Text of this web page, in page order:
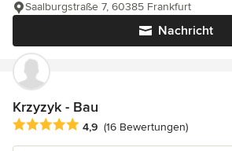
Nachricht
Saalburgstraße 7, 60385 Frankfurt
Krzyzyk - Bau
Durchschnittliche Bewertung: 4.9 von 5
4,9 (16 Bewertungen)